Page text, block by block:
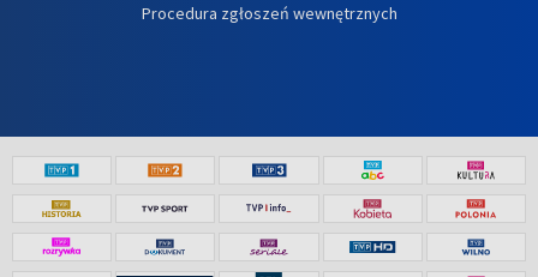
Procedura zgłoszeń wewnętrznych